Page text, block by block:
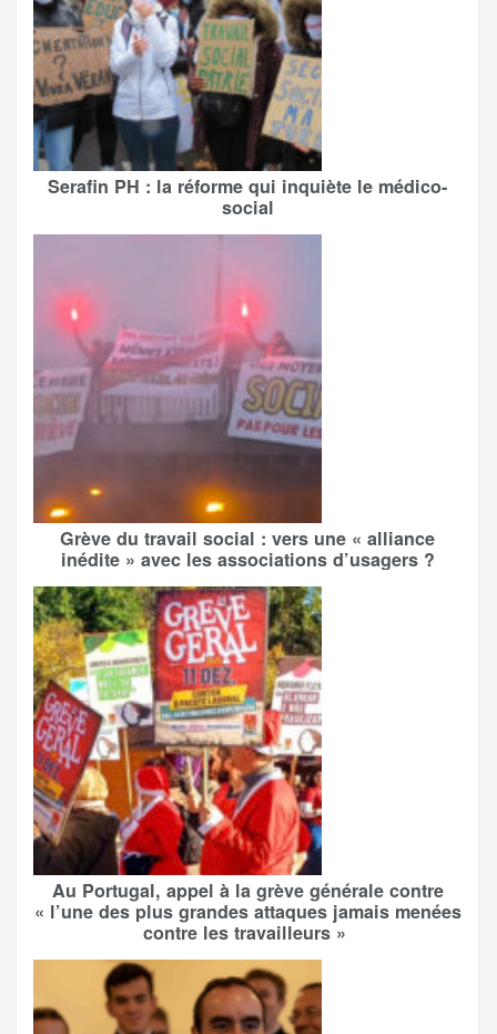
Serafin PH : la réforme qui inquiète le médico-
social
Grève du travail social : vers une « alliance
inédite » avec les associations d’usagers ?
Au Portugal, appel à la grève générale contre
« l’une des plus grandes attaques jamais menées
contre les travailleurs »